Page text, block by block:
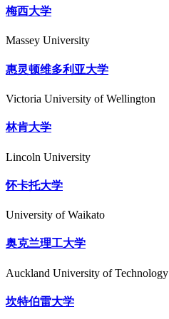
梅西大学
Massey University
惠灵顿维多利亚大学
Victoria University of Wellington
林肯大学
Lincoln University
怀卡托大学
University of Waikato
奥克兰理工大学
Auckland University of Technology
坎特伯雷大学